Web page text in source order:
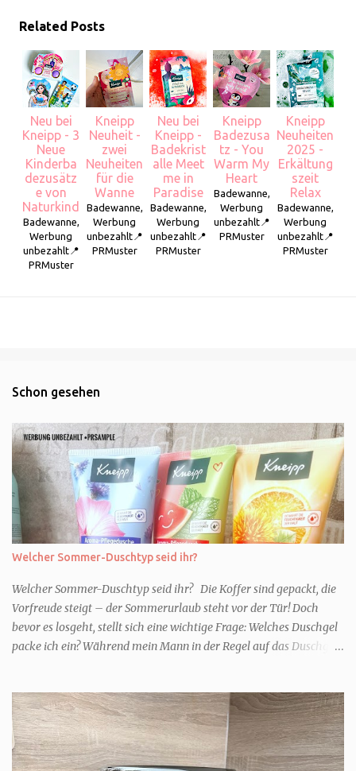
Related Posts
Neu bei
Kneipp - 3
Neue
Kinderba
dezusätz
e von
Naturkind
Badewanne,
Werbung
unbezahlt📍
PRMuster
Kneipp
Neuheit -
zwei
Neuheiten
für die
Wanne
Badewanne,
Werbung
unbezahlt📍
PRMuster
Neu bei
Kneipp -
Badekrist
alle Meet
me in
Paradise
Badewanne,
Werbung
unbezahlt📍
PRMuster
Kneipp
Badezusa
tz - You
Warm My
Heart
Badewanne,
Werbung
unbezahlt📍
PRMuster
Kneipp
Neuheiten
2025 -
Erkältung
szeit
Relax
Badewanne,
Werbung
unbezahlt📍
PRMuster
Schon gesehen
Welcher Sommer-Duschtyp seid ihr?
Welcher Sommer-Duschtyp seid ihr? Die Koffer sind gepackt, die
Vorfreude steigt – der Sommerurlaub steht vor der Tür! Doch
bevor es losgeht, stellt sich eine wichtige Frage: Welches Duschgel
packe ich ein? Während mein Mann in der Regel auf das Duschgel
Urlaub Entspannung und Wellness. Falls ihr ähnlich denkt, lasst
uns doch herausfinden, welcher Duschtyp ihr seid. TYP
GENIESSER Egal, ob Strand oder Städtetrip - für euch gehört
gutes Essen, ein guter Wein oder Cocktail, vielleicht ein gutes Buch